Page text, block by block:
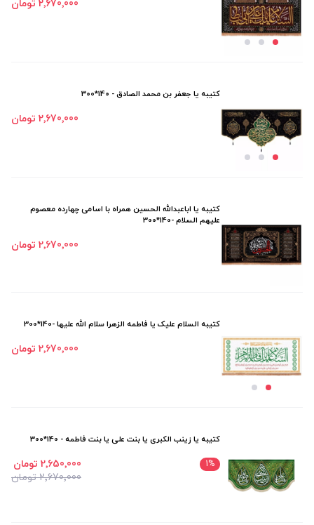
2٬670٬000 تومان
کتیبه یا جعفر بن محمد الصادق - 140*300
2٬670٬000 تومان
کتیبه یا اباعبدالله الحسین همراه با اسامی چهارده معصوم
علیهم السلام -140*300
2٬670٬000 تومان
کتیبه السلام علیک یا فاطمه الزهرا سلام الله علیها -140*300
2٬670٬000 تومان
کتیبه یا زینب الکبری یا بنت علی یا بنت فاطمه - 140*300
1%
2٬670٬000 تومان
2٬650٬000 تومان